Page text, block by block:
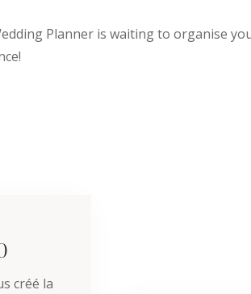
Planner is waiting to organise
créé la